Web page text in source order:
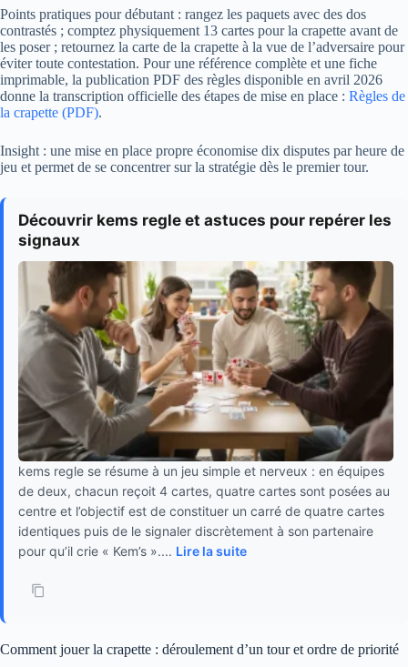
Points pratiques pour débutant : rangez les paquets avec des dos
contrastés ; comptez physiquement 13 cartes pour la crapette avant de
les poser ; retournez la carte de la crapette à la vue de l’adversaire pour
éviter toute contestation. Pour une référence complète et une fiche
imprimable, la publication PDF des règles disponible en avril 2026
donne la transcription officielle des étapes de mise en place : Règles de
la crapette (PDF).
Insight : une mise en place propre économise dix disputes par heure de
jeu et permet de se concentrer sur la stratégie dès le premier tour.
Découvrir kems regle et astuces pour repérer les
signaux
kems regle se résume à un jeu simple et nerveux : en équipes
de deux, chacun reçoit 4 cartes, quatre cartes sont posées au
centre et l’objectif est de constituer un carré de quatre cartes
identiques puis de le signaler discrètement à son partenaire
pour qu’il crie « Kem’s ».... Lire la suite
Comment jouer la crapette : déroulement d’un tour et ordre de priorité